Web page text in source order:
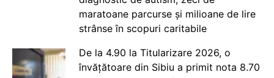
maratoane parcurse și milioane de lire
strânse în scopuri caritabile
De la 4.90 la Titularizare 2026, o
învățătoare din Sibiu a primit nota 8.70